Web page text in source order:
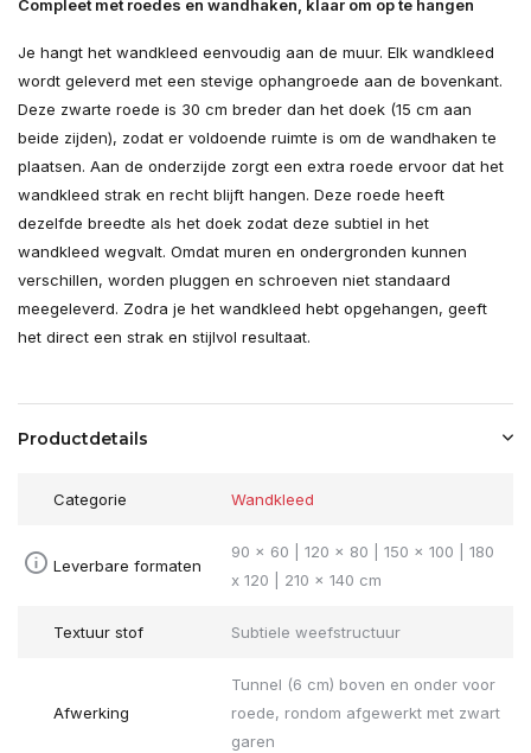
Compleet met roedes en wandhaken, klaar om op te hangen
Je hangt het wandkleed eenvoudig aan de muur. Elk wandkleed
wordt geleverd met een stevige ophangroede aan de bovenkant.
Deze zwarte roede is 30 cm breder dan het doek (15 cm aan
beide zijden), zodat er voldoende ruimte is om de wandhaken te
plaatsen. Aan de onderzijde zorgt een extra roede ervoor dat het
wandkleed strak en recht blijft hangen. Deze roede heeft
dezelfde breedte als het doek zodat deze subtiel in het
wandkleed wegvalt. Omdat muren en ondergronden kunnen
verschillen, worden pluggen en schroeven niet standaard
meegeleverd. Zodra je het wandkleed hebt opgehangen, geeft
het direct een strak en stijlvol resultaat.
Productdetails
Categorie Wandkleed
Leverbare formaten
90 x 60 | 120 x 80 | 150 x 100 | 180
x 120 | 210 x 140 cm
Textuur stof Subtiele weefstructuur
Afwerking
Tunnel (6 cm) boven en onder voor
roede, rondom afgewerkt met zwart
garen